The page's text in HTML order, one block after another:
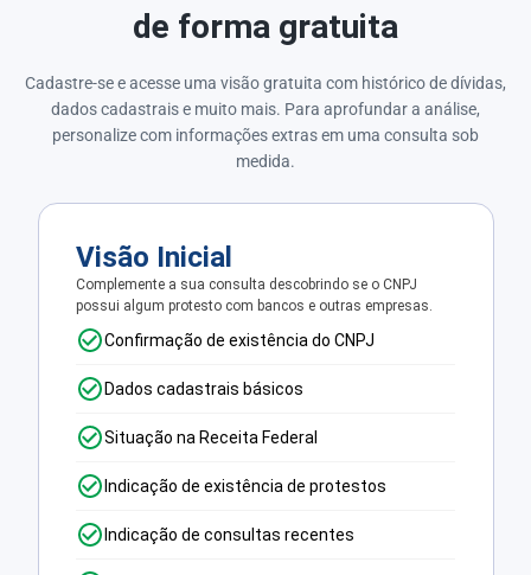
de forma gratuita
Cadastre-se e acesse uma visão gratuita com histórico de dívidas,
dados cadastrais e muito mais. Para aprofundar a análise,
personalize com informações extras em uma consulta sob
medida.
Visão Inicial
Complemente a sua consulta descobrindo se o CNPJ
possui algum protesto com bancos e outras empresas.
Confirmação de existência do CNPJ
Dados cadastrais básicos
Situação na Receita Federal
Indicação de existência de protestos
Indicação de consultas recentes